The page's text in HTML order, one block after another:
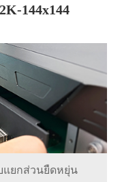
144x144
แยกส่วนยืดหยุ่น